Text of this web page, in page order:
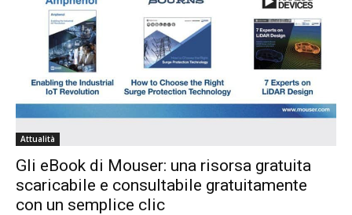
Attualità
Gli eBook di Mouser: una risorsa gratuita
scaricabile e consultabile gratuitamente
con un semplice clic